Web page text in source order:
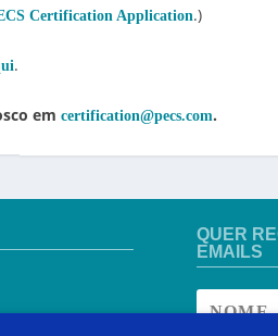
Certification Application.)
.
em certification@pecs.com.
QUER
EMAILS